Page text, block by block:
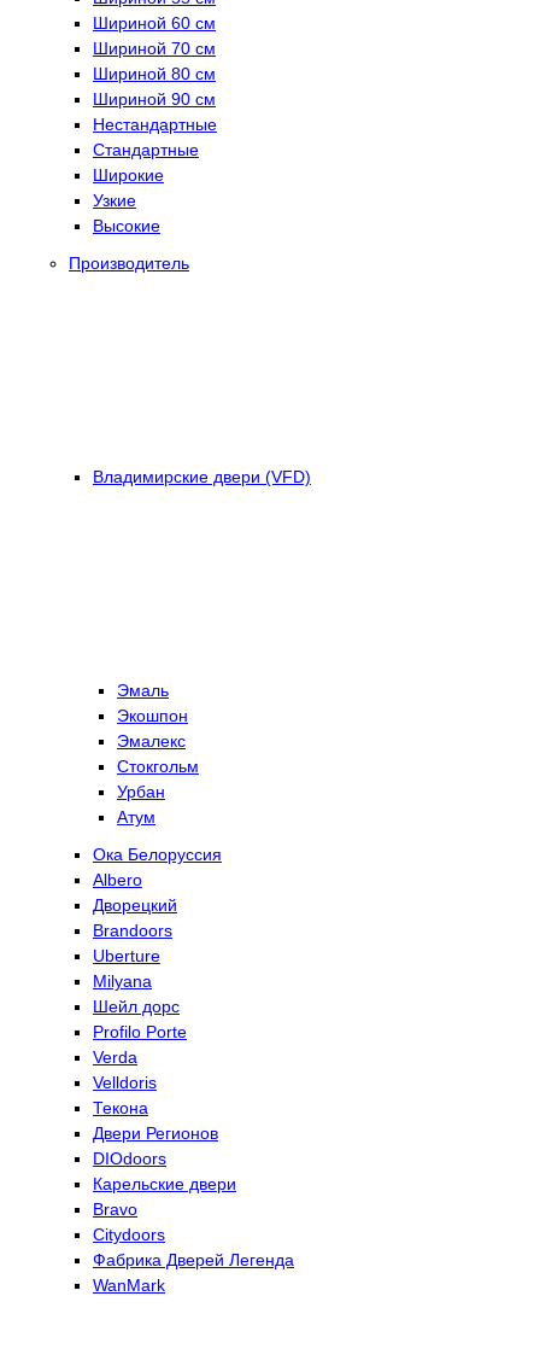
Шириной 60 см
Шириной 70 см
Шириной 80 см
Шириной 90 см
Нестандартные
Стандартные
Широкие
Узкие
Высокие
Производитель
Владимирские двери (VFD)
Эмаль
Экошпон
Эмалекс
Стокгольм
Урбан
Атум
Ока Белоруссия
Albero
Дворецкий
Brandoors
Uberture
Milyana
Шейл дорс
Profilo Porte
Verda
Velldoris
Текона
Двери Регионов
DIOdoors
Карельские двери
Bravo
Citydoors
Фабрика Дверей Легенда
WanMark